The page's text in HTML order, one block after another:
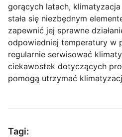
gorących latach,
stała się niezbędnym
zapewnić jej sprawne
odpowiedniej temperatury w
regularnie serwisować
ciekawostek dotyczących
pomogą utrzymać
Tagi: